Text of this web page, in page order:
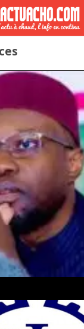
d'enregistrer des